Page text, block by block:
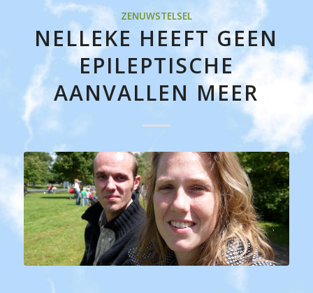
ZENUWSTELSEL
NELLEKE HEEFT GEEN
EPILEPTISCHE
AANVALLEN MEER